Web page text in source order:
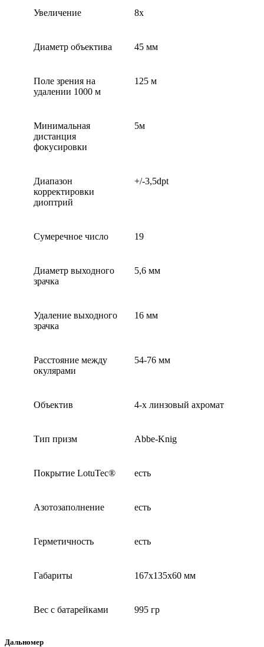
Увеличение 8x
Диаметр объектива 45 мм
Поле зрения на
удалении 1000 м
125 м
Минимальная
дистанция
фокусировки
5м
Диапазон
корректировки
диоптрий
+/-3,5dpt
Сумеречное число 19
Диаметр выходного
зрачка
5,6 мм
Удаление выходного
зрачка
16 мм
Расстояние между
окулярами
54-76 мм
Объектив 4-x линзовый ахромат
Тип призм Abbe-Knig
Покрытие LotuTec® есть
Азотозаполнение есть
Герметичность есть
Габариты 167х135х60 мм
Вес с батарейками 995 гр
Дальномер